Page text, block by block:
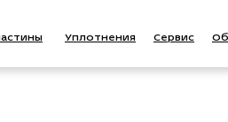
Уплотнения Сервис